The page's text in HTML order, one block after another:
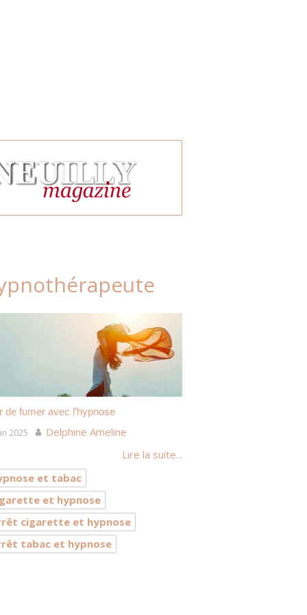
de fumer avec l’hypnose
2025
Delphine Ameline
Lire la suite...
et tabac
et hypnose
cigarette et hypnose
tabac et hypnose